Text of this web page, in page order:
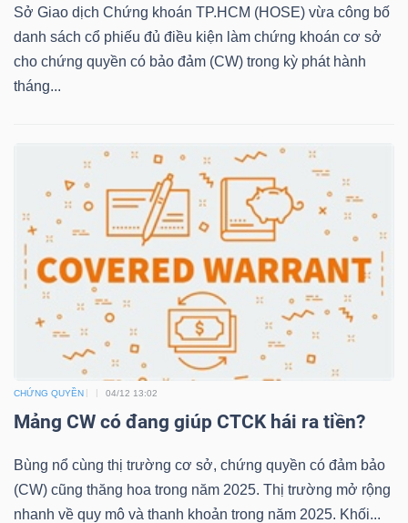
Sở Giao dịch Chứng khoán TP.HCM (HOSE) vừa công bố
danh sách cổ phiếu đủ điều kiện làm chứng khoán cơ sở
cho chứng quyền có bảo đảm (CW) trong kỳ phát hành
tháng...
CHỨNG QUYỀN 04/12 13:02
Mảng CW có đang giúp CTCK hái ra tiền?
Bùng nổ cùng thị trường cơ sở, chứng quyền có đảm bảo
(CW) cũng thăng hoa trong năm 2025. Thị trường mở rộng
nhanh về quy mô và thanh khoản trong năm 2025. Khối...
DỮ
LIỆU
Ngành
SECTOR
LƯỢNG
VẬT
LIỆU